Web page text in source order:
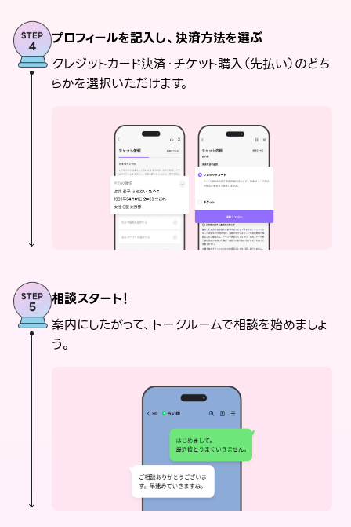
プロフィールを記入し、決済方法を選ぶ
クレジットカード決済・チケット購入（先払い）のどち
らかを選択いただけます。
相談スタート！
案内にしたがって、トークルームで相談を始めましょ
う。